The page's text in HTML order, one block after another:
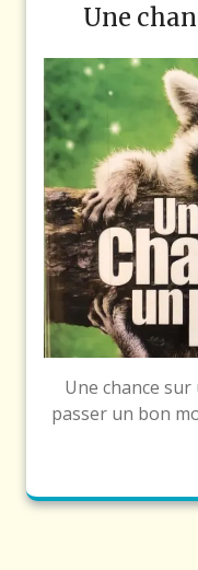
Une
Une chance sur
passer un bon